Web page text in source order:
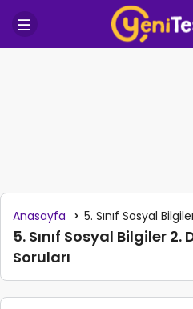
Anasayfa 5. Sınıf Sosyal
5. Sınıf Sosyal Bilgiler 2.
Soruları